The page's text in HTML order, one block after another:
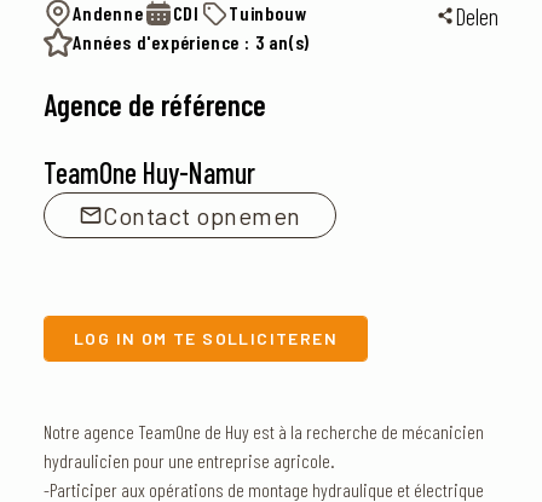
Andenne CDI
Tuinbouw
Années d'expérience : 3 an(s)
Delen
Agence de référence
TeamOne Huy-Namur
Contact opnemen
LOG IN OM TE SOLLICITEREN
Notre agence TeamOne de Huy est à la recherche de mécanicien
hydraulicien pour une entreprise agricole.
-Participer aux opérations de montage hydraulique et électrique